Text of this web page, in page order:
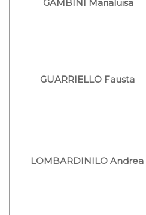
GAMBINI Marialuisa
GUARRIELLO Fausta
LOMBARDINILO Andrea